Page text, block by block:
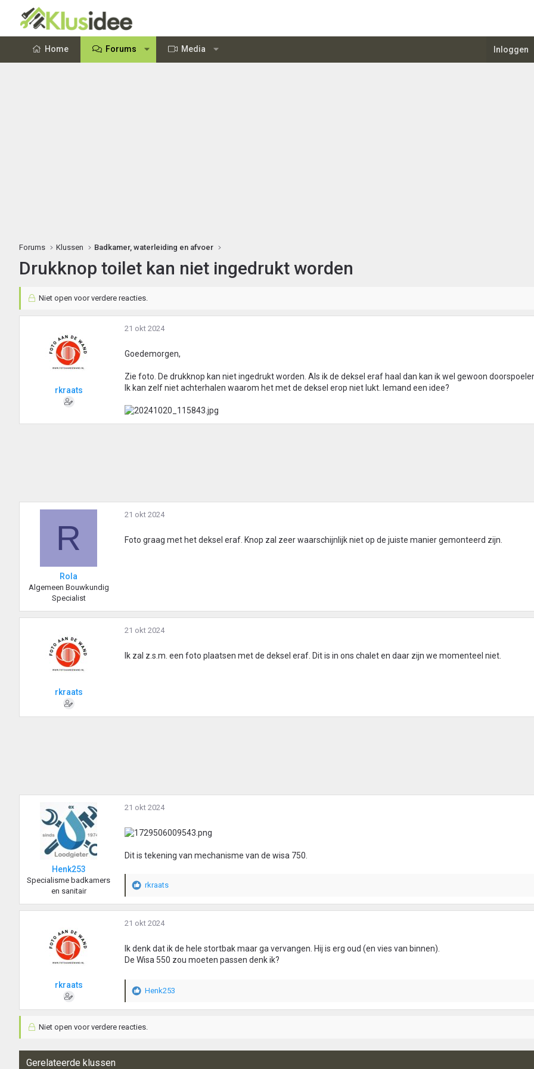
Home Forums Media Inloggen
Forums Klussen Badkamer, waterleiding en afvoer
Drukknop toilet kan niet ingedrukt worden
Niet open voor verdere reacties.
rkraats
21 okt 2024
Goedemorgen,
Zie foto. De drukknop kan niet ingedrukt worden. Als ik de deksel eraf haal dan kan ik wel gewoon
Ik kan zelf niet achterhalen waarom het met de deksel erop niet lukt. Iemand een idee?
R
Rola
Algemeen Bouwkundig
Specialist
21 okt 2024
Foto graag met het deksel eraf. Knop zal zeer waarschijnlijk niet op de juiste manier gemonteerd zijn.
rkraats
21 okt 2024
Ik zal z.s.m. een foto plaatsen met de deksel eraf. Dit is in ons chalet en daar zijn we momenteel niet.
Henk253
Specialisme badkamers
en sanitair
21 okt 2024
Dit is tekening van mechanisme van de wisa 750.
W
a
r
r
i
g
e
n
rkraats
rkraats
21 okt 2024
Ik denk dat ik de hele stortbak maar ga vervangen. Hij is erg oud (en vies van binnen).
De Wisa 550 zou moeten passen denk ik?
W
r
e
Henk253
Niet open voor verdere reacties.
Gerelateerde klussen